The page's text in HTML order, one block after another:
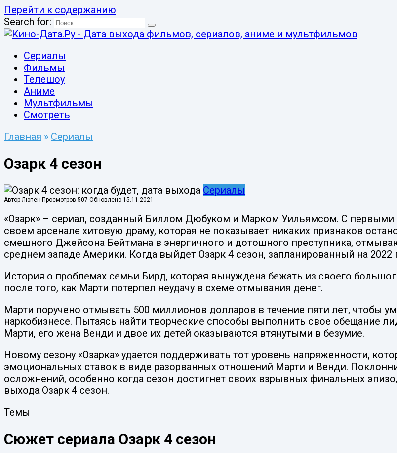
Перейти к содержанию
Search for:
Сериалы
Фильмы
Телешоу
Аниме
Мультфильмы
Смотреть
Главная » Сериалы
Озарк 4 сезон
Сериалы
Автор Люпен Просмотров 507 Обновлено 15.11.2021
«Озарк» – сериал, созданный Биллом Дюбуком и Марком Уильямсом. С первыми
своем арсенале хитовую драму, которая не показывает никаких признаков
смешного Джейсона Бейтмана в энергичного и дотошного преступника,
среднем западе Америки. Когда выйдет Озарк 4 сезон, запланированный на 2022
История о проблемах семьи Бирд, которая вынуждена бежать из своего
после того, как Марти потерпел неудачу в схеме отмывания денег.
Марти поручено отмывать 500 миллионов долларов в течение пяти лет, чтобы
наркобизнесе. Пытаясь найти творческие способы выполнить свое обещание
Марти, его жена Венди и двое их детей оказываются втянутыми в безумие.
Новому сезону «Озарка» удается поддерживать тот уровень напряженности,
эмоциональных ставок в виде разорванных отношений Марти и Венди.
осложнений, особенно когда сезон достигнет своих взрывных финальных
выхода Озарк 4 сезон.
Темы
Сюжет сериала Озарк 4 сезон